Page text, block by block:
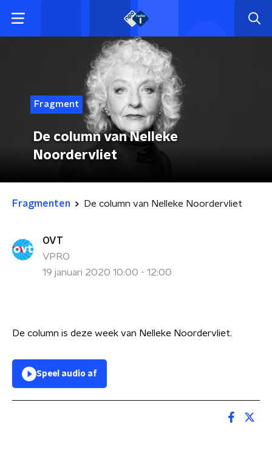
Fragment
De column van Nelleke
Noordervliet
Fragmenten De column van Nelleke Noordervliet
OVT
VPRO
19 januari 2020 10:00 - 12:00
De column is deze week van Nelleke Noordervliet.
Speel audio af